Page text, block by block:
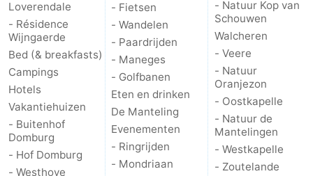
Loverendale
- Résidence
Wijngaerde
Bed (& breakfasts)
Campings
Hotels
Vakantiehuizen
- Buitenhof
Domburg
- Hof Domburg
- Westhove
- Fietsen
- Wandelen
- Paardrijden
- Maneges
- Golfbanen
Eten en drinken
De Manteling
Evenementen
- Ringrijden
- Mondriaan
- Natuur Kop van
Schouwen
Walcheren
- Veere
- Natuur
Oranjezon
- Oostkapelle
- Natuur de
Mantelingen
- Westkapelle
- Zoutelande